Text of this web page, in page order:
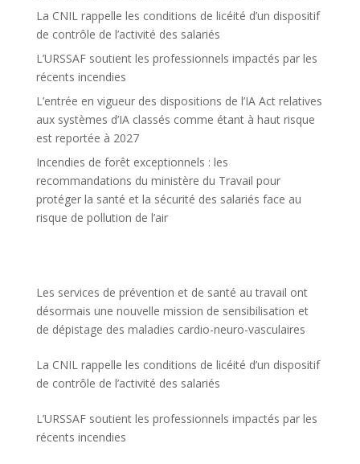
La CNIL rappelle les conditions de licéité d’un dispositif
de contrôle de l’activité des salariés
L’URSSAF soutient les professionnels impactés par les
récents incendies
L’entrée en vigueur des dispositions de l’IA Act relatives
aux systèmes d’IA classés comme étant à haut risque
est reportée à 2027
Incendies de forêt exceptionnels : les
recommandations du ministère du Travail pour
protéger la santé et la sécurité des salariés face au
risque de pollution de l’air
Les services de prévention et de santé au travail ont
désormais une nouvelle mission de sensibilisation et
de dépistage des maladies cardio-neuro-vasculaires
La CNIL rappelle les conditions de licéité d’un dispositif
de contrôle de l’activité des salariés
L’URSSAF soutient les professionnels impactés par les
récents incendies